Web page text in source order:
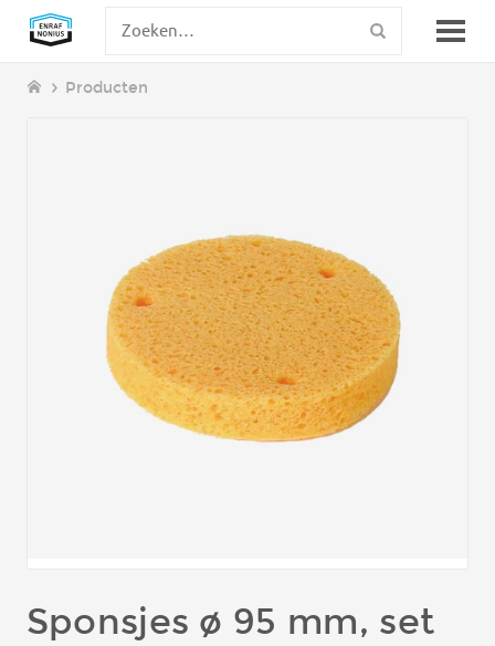
Producten
Sponsjes ø 95 mm, set